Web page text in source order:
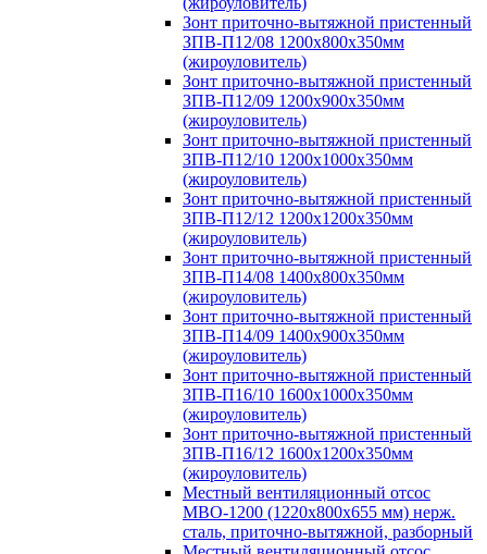
Зонт приточно-вытяжной пристенный
ЗПВ-П12/08 1200х800х350мм
(жироуловитель)
Зонт приточно-вытяжной пристенный
ЗПВ-П12/09 1200х900х350мм
(жироуловитель)
Зонт приточно-вытяжной пристенный
ЗПВ-П12/10 1200х1000х350мм
(жироуловитель)
Зонт приточно-вытяжной пристенный
ЗПВ-П12/12 1200х1200х350мм
(жироуловитель)
Зонт приточно-вытяжной пристенный
ЗПВ-П14/08 1400х800х350мм
(жироуловитель)
Зонт приточно-вытяжной пристенный
ЗПВ-П14/09 1400х900х350мм
(жироуловитель)
Зонт приточно-вытяжной пристенный
ЗПВ-П16/10 1600х1000х350мм
(жироуловитель)
Зонт приточно-вытяжной пристенный
ЗПВ-П16/12 1600х1200х350мм
(жироуловитель)
Местный вентиляционный отсос
МВО-1200 (1220х800х655 мм) нерж.
сталь, приточно-вытяжной, разборный